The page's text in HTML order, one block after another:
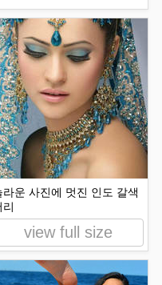
라운 사진에 멋진 인도 갈색
리
view full size